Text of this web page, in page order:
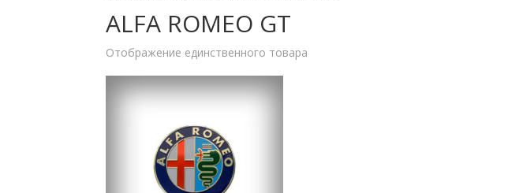
ALFA ROMEO GT
Отображение единственного товара